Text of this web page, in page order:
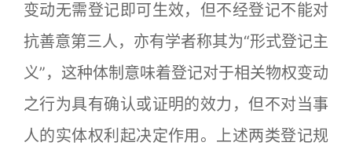
变动无需登记即可生效，但不经登记不能对
抗善意第三人，亦有学者称其为“形式登记主
义”，这种体制意味着登记对于相关物权变动
之行为具有确认或证明的效力，但不对当事
人的实体权利起决定作用。上述两类登记规